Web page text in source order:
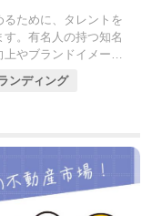
ために、タレントを
。有名人の持つ知名
やブランドイメージ
的な活用事例、さら
ービスの概要を紹介
ンディング